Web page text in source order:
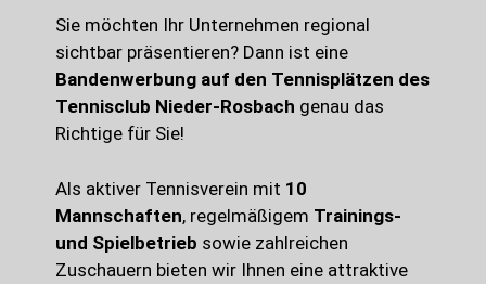
Sie möchten Ihr Unternehmen regional
sichtbar präsentieren? Dann ist eine
Bandenwerbung auf den Tennisplätzen des
Tennisclub Nieder-Rosbach genau das
Richtige für Sie!
Als aktiver Tennisverein mit 10
Mannschaften, regelmäßigem Trainings-
und Spielbetrieb sowie zahlreichen
Zuschauern bieten wir Ihnen eine attraktive